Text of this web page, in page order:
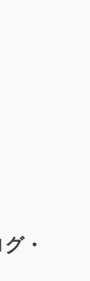
・